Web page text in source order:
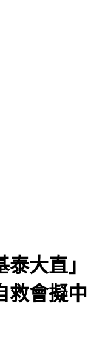
紫白 連下雨6天
大直」
會擬中